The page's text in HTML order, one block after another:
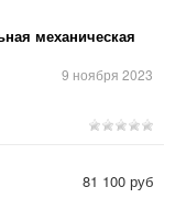
механическая
9 ноября 2023
81 100 руб